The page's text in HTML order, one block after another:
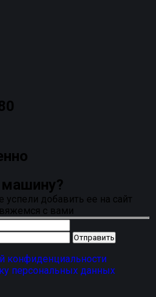
добавить ее на сайт
с вами
конфиденциальности
персональных данных